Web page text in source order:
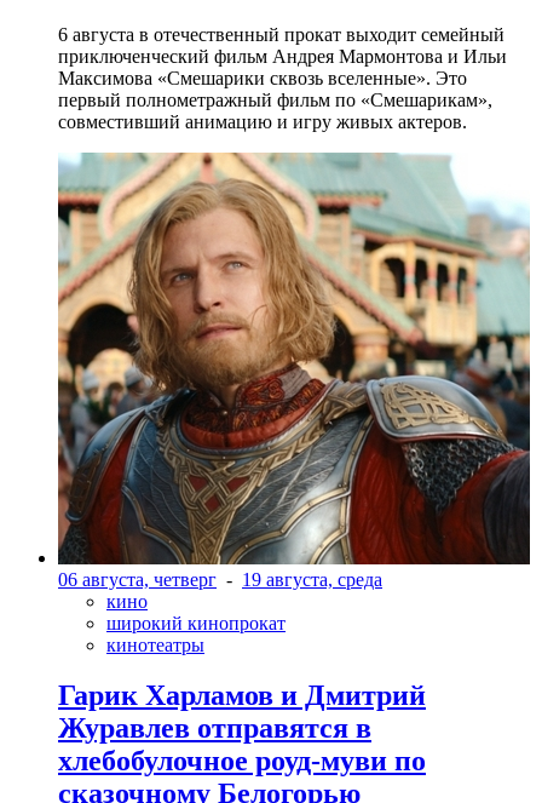
6 августа в отечественный прокат выходит семейный
приключенческий фильм Андрея Мармонтова и Ильи
Максимова «Смешарики сквозь вселенные». Это
первый полнометражный фильм по «Смешарикам»,
совместивший анимацию и игру живых актеров.
06 августа, четверг - 19 августа, среда
кино
широкий кинопрокат
кинотеатры
Гарик Харламов и Дмитрий
Журавлев отправятся в
хлебобулочное роуд-муви по
сказочному Белогорью